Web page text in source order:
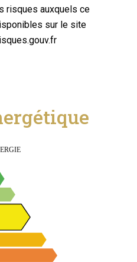
risques auxquels ce
sur le site